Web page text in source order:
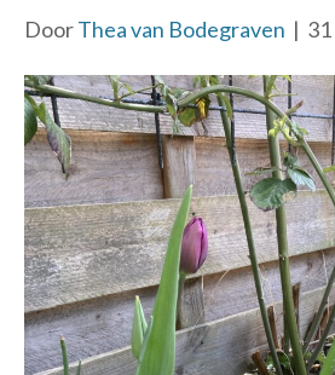
DoorThea van Bodegraven |